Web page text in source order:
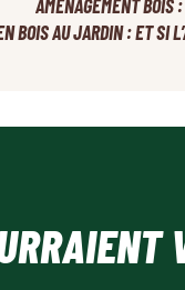
AMÉNAGEMENT BOIS
BOIS AU JARDIN : ET SI